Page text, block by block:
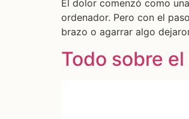
El dolor comenzó como
ordenador. Pero con el
brazo o agarrar algo
Todo sobre